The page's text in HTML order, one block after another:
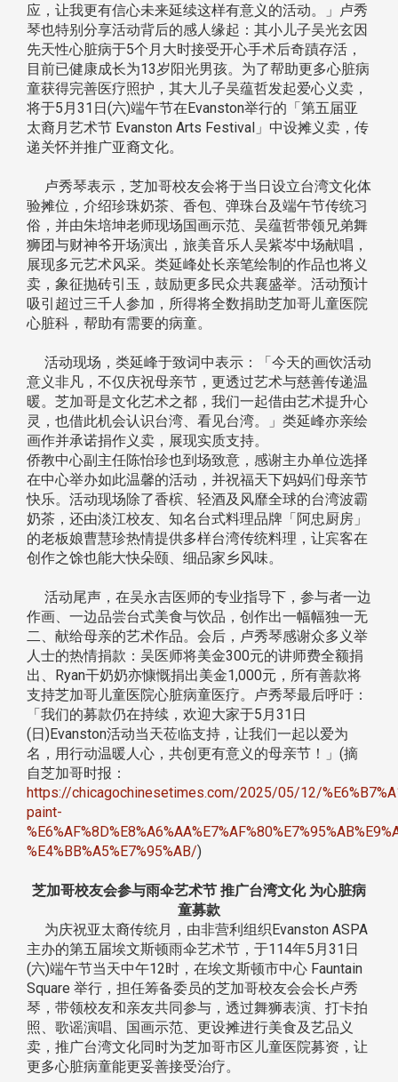
应，让我更有信心未来延续这样有意义的活动。」卢秀
琴也特别分享活动背后的感人缘起：其小儿子吴光玄因
先天性心脏病于5个月大时接受开心手术后奇蹟存活，
目前已健康成长为13岁阳光男孩。为了帮助更多心脏病
童获得完善医疗照护，其大儿子吴蕴哲发起爱心义卖，
将于5月31日(六)端午节在Evanston举行的「第五届亚
太裔月艺术节 Evanston Arts Festival」中设摊义卖，传
递关怀并推广亚裔文化。
卢秀琴表示，芝加哥校友会将于当日设立台湾文化体
验摊位，介绍珍珠奶茶、香包、弹珠台及端午节传统习
俗，并由朱培坤老师现场国画示范、吴蕴哲带领兄弟舞
狮团与财神爷开场演出，旅美音乐人吴紫岑中场献唱，
展现多元艺术风采。类延峰处长亲笔绘制的作品也将义
卖，象征抛砖引玉，鼓励更多民众共襄盛举。活动预计
吸引超过三千人参加，所得将全数捐助芝加哥儿童医院
心脏科，帮助有需要的病童。
活动现场，类延峰于致词中表示：「今天的画饮活动
意义非凡，不仅庆祝母亲节，更透过艺术与慈善传递温
暖。芝加哥是文化艺术之都，我们一起借由艺术提升心
灵，也借此机会认识台湾、看见台湾。」类延峰亦亲绘
画作并承诺捐作义卖，展现实质支持。
侨教中心副主任陈怡珍也到场致意，感谢主办单位选择
在中心举办如此温馨的活动，并祝福天下妈妈们母亲节
快乐。活动现场除了香槟、轻酒及风靡全球的台湾波霸
奶茶，还由淡江校友、知名台式料理品牌「阿忠厨房」
的老板娘曹慧珍热情提供多样台湾传统料理，让宾客在
创作之馀也能大快朵颐、细品家乡风味。
活动尾声，在吴永吉医师的专业指导下，参与者一边
作画、一边品尝台式美食与饮品，创作出一幅幅独一无
二、献给母亲的艺术作品。会后，卢秀琴感谢众多义举
人士的热情捐款：吴医师将美金300元的讲师费全额捐
出、Ryan干奶奶亦慷慨捐出美金1,000元，所有善款将
支持芝加哥儿童医院心脏病童医疗。卢秀琴最后呼吁：
「我们的募款仍在持续，欢迎大家于5月31日
(日)Evanston活动当天莅临支持，让我们一起以爱为
名，用行动温暖人心，共创更有意义的母亲节！」(摘
自芝加哥时报：
https://chicagochinesetimes.com/2025/05/12/
paint-
%E4%BB%A5%E7%95%AB/)
芝加哥校友会参与雨伞艺术节 推广台湾文化 为心脏病
童募款
为庆祝亚太裔传统月，由非营利组织Evanston ASPA
主办的第五届埃文斯顿雨伞艺术节，于114年5月31日
(六)端午节当天中午12时，在埃文斯顿市中心 Fauntain
Square 举行，担任筹备委员的芝加哥校友会会长卢秀
琴，带领校友和亲友共同参与，透过舞狮表演、打卡拍
照、歌谣演唱、国画示范、更设摊进行美食及艺品义
卖，推广台湾文化同时为芝加哥市区儿童医院募资，让
更多心脏病童能更妥善接受治疗。